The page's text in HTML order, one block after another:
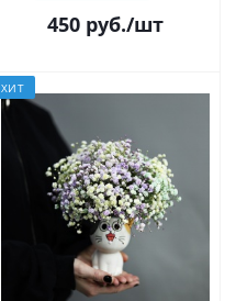
450 руб./шт
ХИТ